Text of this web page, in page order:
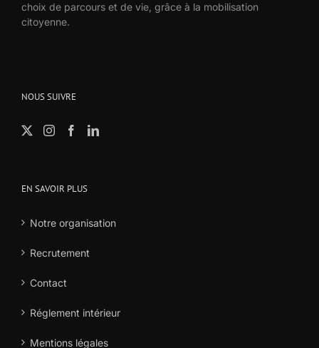
choix de parcours et de vie, grâce à la mobilisation
citoyenne.
NOUS SUIVRE
EN SAVOIR PLUS
Notre organisation
Recrutement
Contact
Réglement intérieur
Mentions légales